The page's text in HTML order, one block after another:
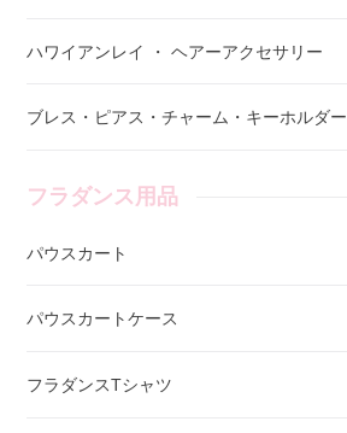
ハワイアンレイ ・ ヘアーアクセサリー
ブレス・ピアス・チャーム・キーホルダー
フラダンス用品
パウスカート
パウスカートケース
フラダンスTシャツ